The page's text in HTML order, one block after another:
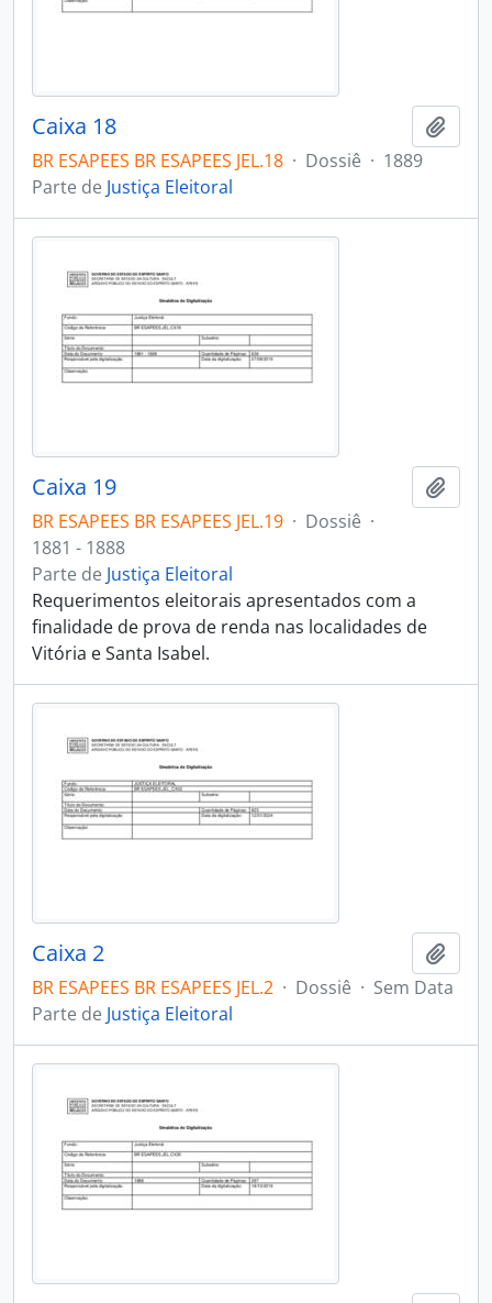
Caixa 18
BR ESAPEES BR ESAPEES JEL.18 · Dossiê · 1889
Parte de Justiça Eleitoral
Caixa 19
BR ESAPEES BR ESAPEES JEL.19 · Dossiê ·
1881 - 1888
Parte de Justiça Eleitoral
Requerimentos eleitorais apresentados com a
finalidade de prova de renda nas localidades de
Vitória e Santa Isabel.
Caixa 2
BR ESAPEES BR ESAPEES JEL.2 · Dossiê · Sem Data
Parte de Justiça Eleitoral